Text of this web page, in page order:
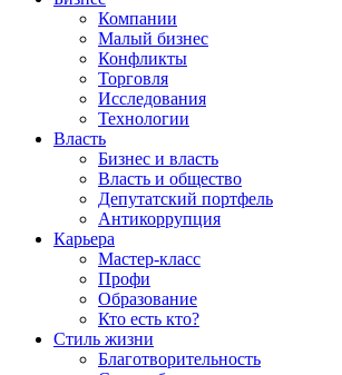
Компании
Малый бизнес
Конфликты
Торговля
Исследования
Технологии
Власть
Бизнес и власть
Власть и общество
Депутатский портфель
Антикоррупция
Карьера
Мастер-класс
Профи
Образование
Кто есть кто?
Стиль жизни
Благотворительность